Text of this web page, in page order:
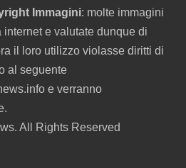
Immagini: molte immagini
e valutate dunque di
il loro utilizzo violasse diritti di
al seguente
e verranno
All Rights Reserved